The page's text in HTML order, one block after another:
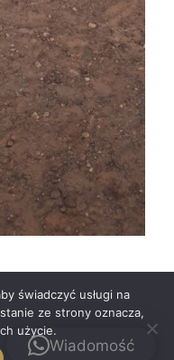
Wiadomość
świadczyć usługi na
ze strony oznacza,
użycie.